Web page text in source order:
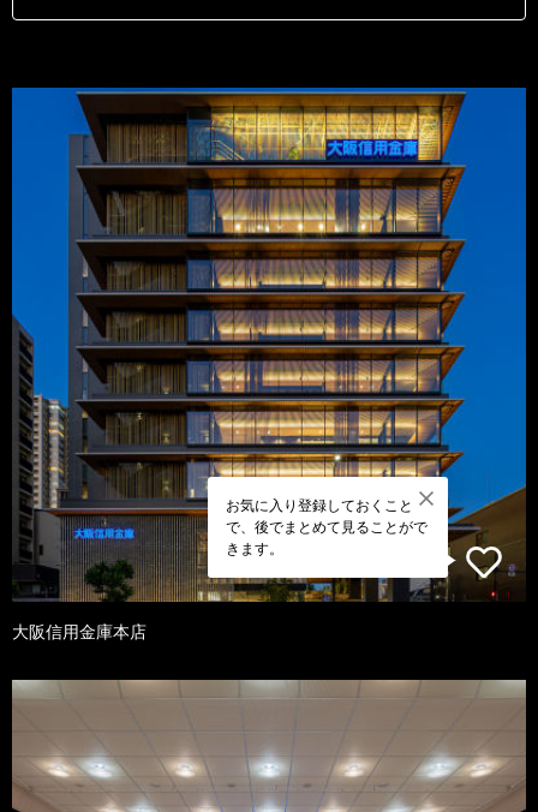
お気に入り登録しておくこと
で、後でまとめて見ることがで
きます。
大阪信用金庫本店